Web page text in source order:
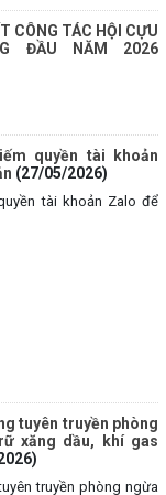
CÔNG TÁC HỘI CỰU
ĐẦU NĂM 2026
quyền tài khoản
(27/05/2026)
tài khoản Zalo để
tuyên truyền phòng
xăng dầu, khí gas
truyền phòng ngừa